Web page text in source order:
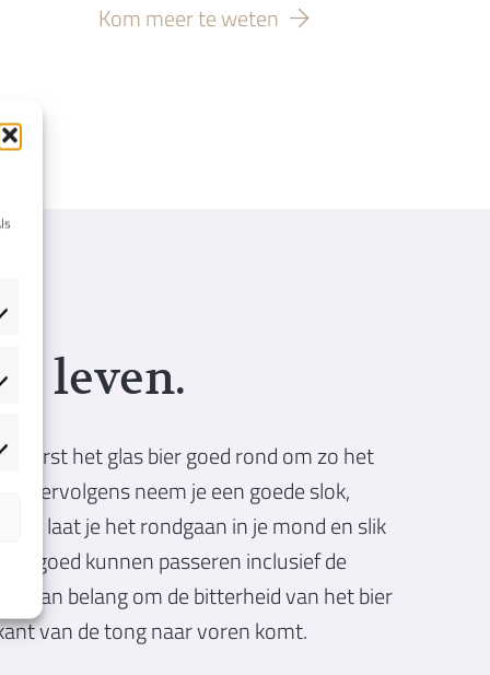
Kom meer te weten
leven.
eerst het glas bier goed rond om zo het
Vervolgens neem je een goede slok,
laat je het rondgaan in je mond en slik
goed kunnen passeren inclusief de
is van belang om de bitterheid van het bier
van de tong naar voren komt.